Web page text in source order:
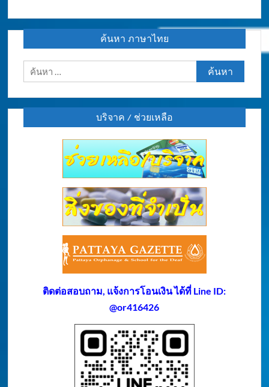
ค้นหา ภาษาไทย
ค้นหา
สำหรับ:
บริจาค / ช่วยเหลือ
ติดต่อสอบถาม, แจ้งการโอนเงิน ได้ที่ Line ID:
@or416426